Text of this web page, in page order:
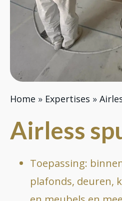
Home » Expertises »
Airless
Toepassing:
plafonds, deuren,